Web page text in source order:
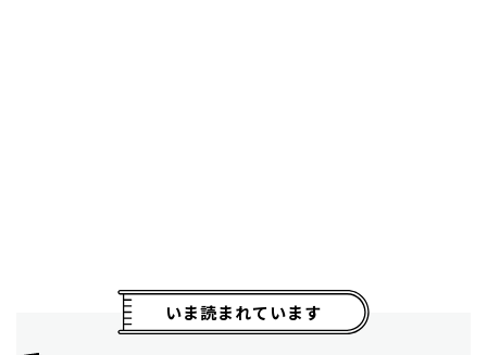
いま読まれています